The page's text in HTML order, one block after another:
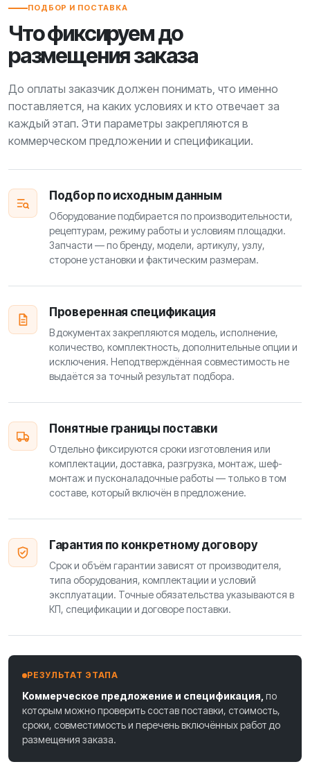
ПОДБОР И ПОСТАВКА
Что фиксируем до
размещения заказа
До оплаты заказчик должен понимать, что именно
поставляется, на каких условиях и кто отвечает за
каждый этап. Эти параметры закрепляются в
коммерческом предложении и спецификации.
Подбор по исходным данным
Оборудование подбирается по производительности,
рецептурам, режиму работы и условиям площадки.
Запчасти — по бренду, модели, артикулу, узлу,
стороне установки и фактическим размерам.
Проверенная спецификация
В документах закрепляются модель, исполнение,
количество, комплектность, дополнительные опции и
исключения. Неподтверждённая совместимость не
выдаётся за точный результат подбора.
Понятные границы поставки
Отдельно фиксируются сроки изготовления или
комплектации, доставка, разгрузка, монтаж, шеф-
монтаж и пусконаладочные работы — только в том
составе, который включён в предложение.
Гарантия по конкретному договору
Срок и объём гарантии зависят от производителя,
типа оборудования, комплектации и условий
эксплуатации. Точные обязательства указываются в
КП, спецификации и договоре поставки.
РЕЗУЛЬТАТ ЭТАПА
Коммерческое предложение и спецификация, по
которым можно проверить состав поставки, стоимость,
сроки, совместимость и перечень включённых работ до
размещения заказа.